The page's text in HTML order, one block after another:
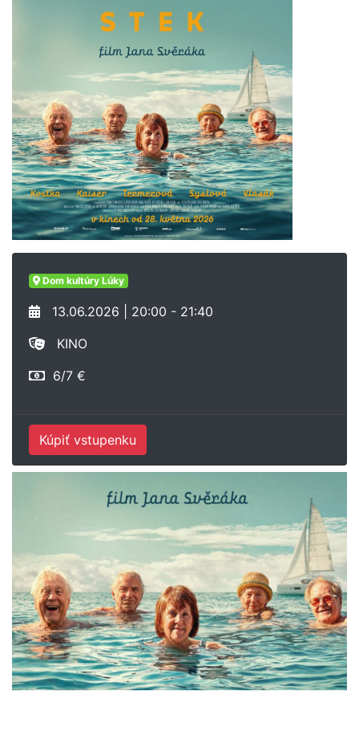
Dom kultúry Lúky
13.06.2026 | 20:00 - 21:40
KINO
6/7 €
Kúpiť vstupenku